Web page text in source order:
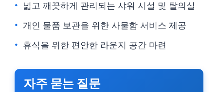
넓고 깨끗하게 관리되는 샤워 시설 및 탈의실
개인 물품 보관을 위한 사물함 서비스 제공
휴식을 위한 편안한 라운지 공간 마련
자주 묻는 질문